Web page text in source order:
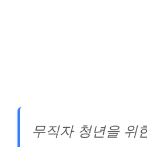
무직자 청년을 위